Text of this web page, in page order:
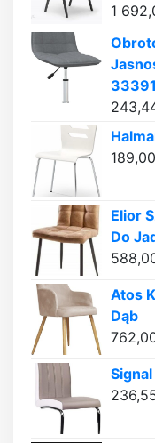
1
189,00
Elior
Do
Atos
Dąb
Signal